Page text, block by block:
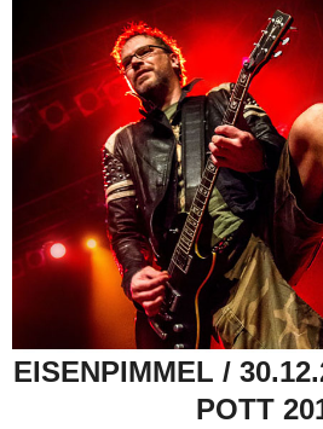
EISENPIMMEL /
POTT